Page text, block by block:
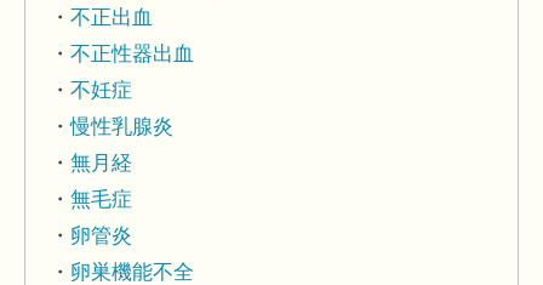
不正出血
不正性器出血
不妊症
慢性乳腺炎
無月経
無毛症
卵管炎
卵巣機能不全